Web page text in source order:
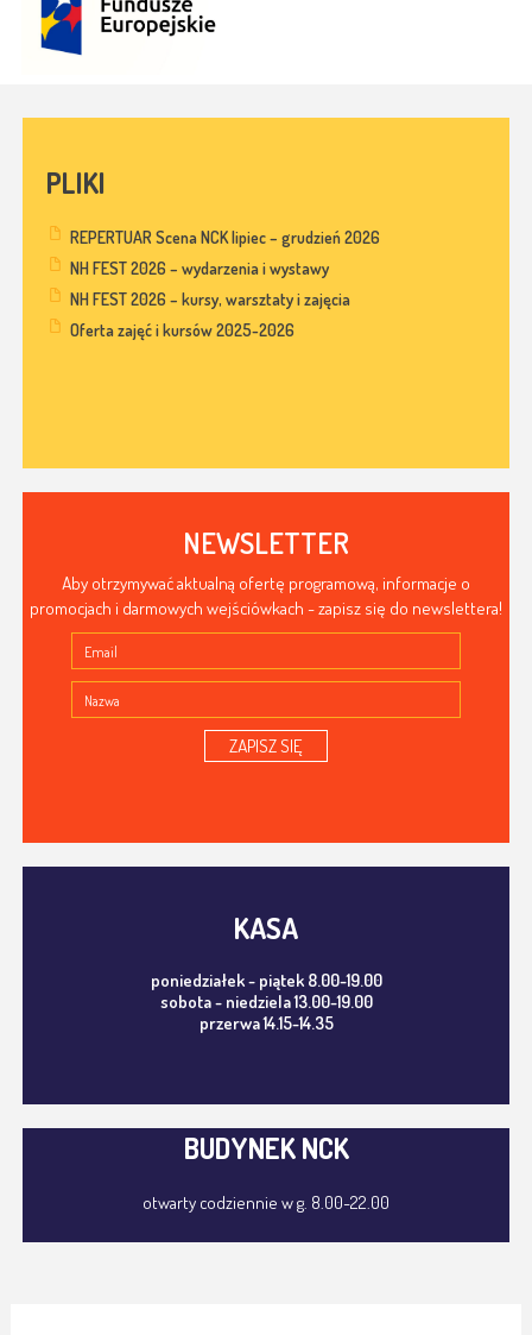
PLIKI
REPERTUAR Scena NCK lipiec – grudzień 2026
NH FEST 2026 – wydarzenia i wystawy
NH FEST 2026 – kursy, warsztaty i zajęcia
Oferta zajęć i kursów 2025-2026
NEWSLETTER
Aby otrzymywać aktualną ofertę programową, informacje o
promocjach i darmowych wejściówkach - zapisz się do newslettera!
ZAPISZ SIĘ
KASA
poniedziałek - piątek 8.00-19.00
sobota - niedziela 13.00-19.00
przerwa 14.15-14.35
BUDYNEK NCK
otwarty codziennie w g. 8.00-22.00